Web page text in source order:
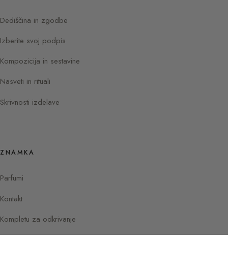
Dediščina in zgodbe
Izberite svoj podpis
Kompozicija in sestavine
Nasveti in rituali
Skrivnosti izdelave
ZNAMKA
Parfumi
Kontakt
Kompletu za odkrivanje